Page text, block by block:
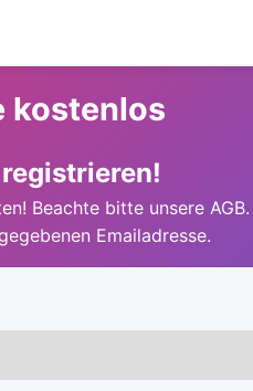
kostenlos
Beachte bitte unsere
Emailadresse.